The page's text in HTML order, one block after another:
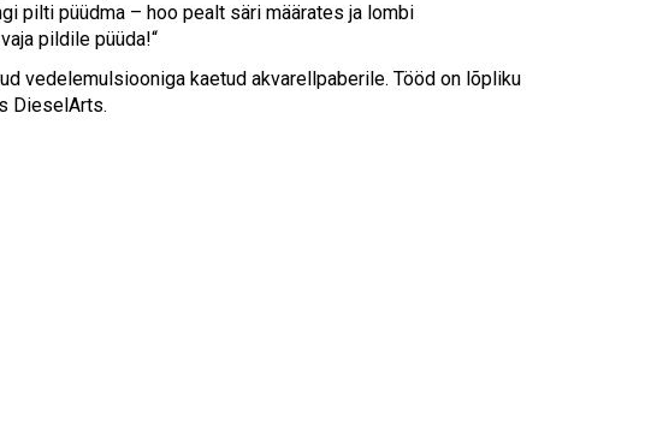
pilti püüdma – hoo pealt säri määrates ja lombi
pildile püüda!“
vedelemulsiooniga kaetud akvarellpaberile. Tööd on lõpliku
DieselArts.